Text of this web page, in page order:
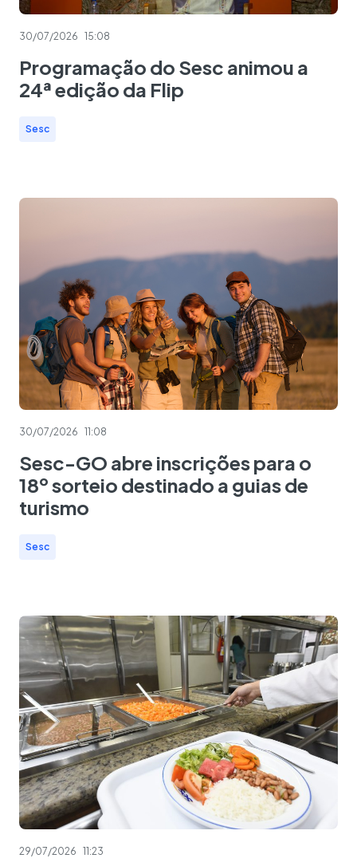
30/07/2026 15:08
Programação do Sesc animou a
24ª edição da Flip
Sesc
30/07/2026 11:08
Sesc-GO abre inscrições para o
18º sorteio destinado a guias de
turismo
Sesc
29/07/2026 11:23